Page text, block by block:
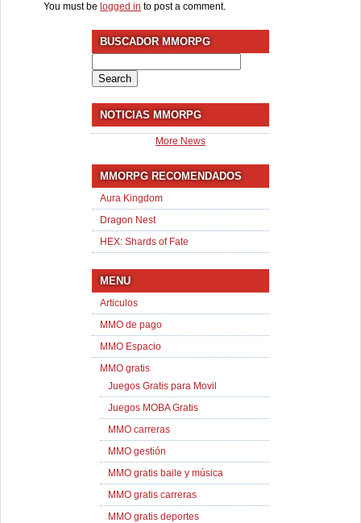
You must be logged in to post a comment.
BUSCADOR MMORPG
for:
NOTICIAS MMORPG
More News
MMORPG RECOMENDADOS
Aura Kingdom
Dragon Nest
HEX: Shards of Fate
MENU
Articulos
MMO de pago
MMO Espacio
MMO gratis
Juegos Gratis para Movil
Juegos MOBA Gratis
MMO carreras
MMO gestión
MMO gratis baile y música
MMO gratis carreras
MMO gratis deportes